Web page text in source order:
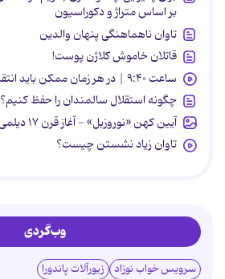
بر اساس متراژ و دکوراسیون
تاوان ناهماهنگی پنهان والدین
قاتلان خاموش کلاژن پوست!
ساعت ۹:۴۰ | در هر زمان ممکن باید انتقامشان را پس بدهند
چگونه استقلال سالمندان را حفظ کنیم؟
آیین کهن «نوروزبل» - آغاز قرن ۱۷ دیلمی
تاوان زیاد نشستن چیست؟
وب‌گردی
سرویس خواب نوزاد زیورآلات پاندورا